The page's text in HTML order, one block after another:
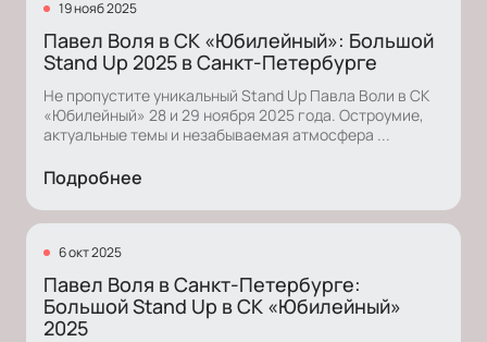
19 нояб 2025
Павел Воля в СК «Юбилейный»: Большой
Stand Up 2025 в Санкт-Петербурге
Не пропустите уникальный Stand Up Павла Воли в СК
«Юбилейный» 28 и 29 ноября 2025 года. Остроумие,
актуальные темы и незабываемая атмосфера ...
Подробнее
6 окт 2025
Павел Воля в Санкт-Петербурге:
Большой Stand Up в СК «Юбилейный»
2025